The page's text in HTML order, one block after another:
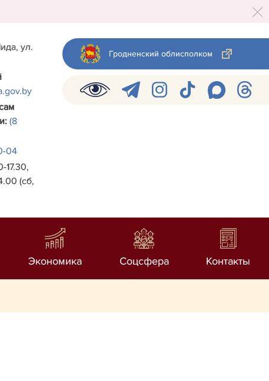
ул.
(8
04
17.30,
(сб,
Гродненский облисполком
Экономика Соцсфера Контакты